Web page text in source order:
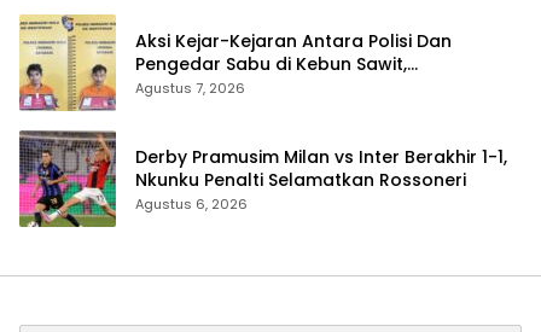
Aksi Kejar-Kejaran Antara Polisi Dan
Pengedar Sabu di Kebun Sawit,
Satresnarkoba Polres Inhu Ringkus Dua
Agustus 7, 2026
Derby Pramusim Milan vs Inter Berakhir 1-1,
Nkunku Penalti Selamatkan Rossoneri
Agustus 6, 2026